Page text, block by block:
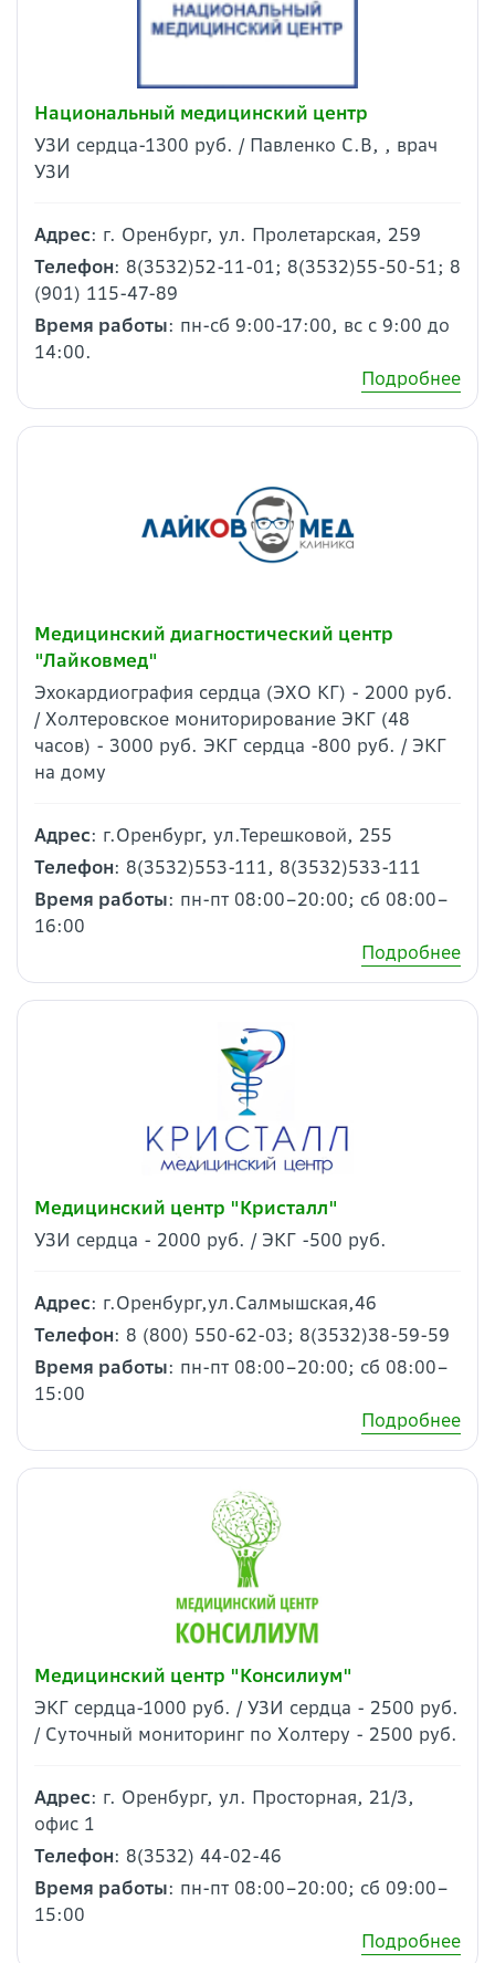
Национальный медицинский центр
УЗИ сердца-1300 руб. / Павленко С.В, , врач
УЗИ
Адрес: г. Оренбург, ул. Пролетарская, 259
Телефон: 8(3532)52-11-01; 8(3532)55-50-51; 8
(901) 115-47-89
Время работы: пн-сб 9:00-17:00, вс с 9:00 до
14:00.
Подробнее
Медицинский диагностический центр
"Лайковмед"
Эхокардиография сердца (ЭХО КГ) - 2000 руб.
/ Холтеровское мониторирование ЭКГ (48
часов) - 3000 руб. ЭКГ сердца -800 руб. / ЭКГ
на дому
Адрес: г.Оренбург, ул.Терешковой, 255
Телефон: 8(3532)553-111, 8(3532)533-111
Время работы: пн-пт 08:00–20:00; сб 08:00–
16:00
Подробнее
Медицинский центр "Кристалл"
УЗИ сердца - 2000 руб. / ЭКГ -500 руб.
Адрес: г.Оренбург,ул.Салмышская,46
Телефон: 8 (800) 550-62-03; 8(3532)38-59-59
Время работы: пн-пт 08:00–20:00; сб 08:00–
15:00
Подробнее
Медицинский центр "Консилиум"
ЭКГ сердца-1000 руб. / УЗИ сердца - 2500 руб.
/ Суточный мониторинг по Холтеру - 2500 руб.
Адрес: г. Оренбург, ул. Просторная, 21/3,
офис 1
Телефон: 8(3532) 44-02-46
Время работы: пн-пт 08:00–20:00; сб 09:00–
15:00
Подробнее